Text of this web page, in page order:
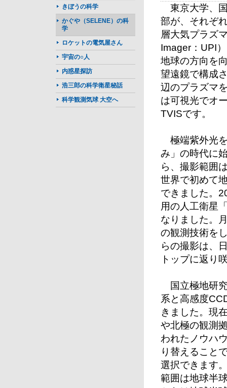
東京大学、
部が、それぞ
層大気プラズ
Imager：UPI
地球の方向を
望遠鏡で構成
辺のプラズマ
は可視光でオ
TVISです。
極端紫外光
み」の時代に
ら、撮影範囲
世界で初めて
できました。
用の人工衛星
なりました。
の観測技術を
らの撮影は、
トップに返り
国立極地研
系と高感度
きました。現
や北極の観測
われたノウハ
り替えること
選択できます
範囲は地球半
きぼうの科学
かぐや（SELENE）の科
学
ロケットの電気屋さん
宇宙の○人
内惑星探訪
浩三郎の科学衛星秘話
科学観測気球 大空へ